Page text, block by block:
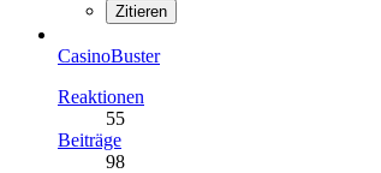
Zitieren
CasinoBuster
Reaktionen
55
Beiträge
98